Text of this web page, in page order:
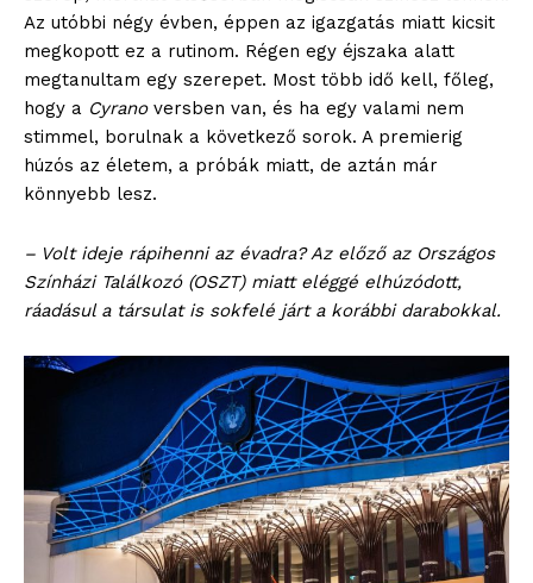
Az utóbbi négy évben, éppen az igazgatás miatt kicsit
megkopott ez a rutinom. Régen egy éjszaka alatt
megtanultam egy szerepet. Most több idő kell, főleg,
hogy a Cyranoversben van, és ha egy valami nem
stimmel, borulnak a következő sorok. A premierig
húzós az életem, a próbák miatt, de aztán már
könnyebb lesz.
– Volt ideje rápihenni az évadra? Az előző az Országos
Színházi Találkozó (OSZT) miatt eléggé elhúzódott,
ráadásul a társulat is sokfelé járt a korábbi darabokkal.